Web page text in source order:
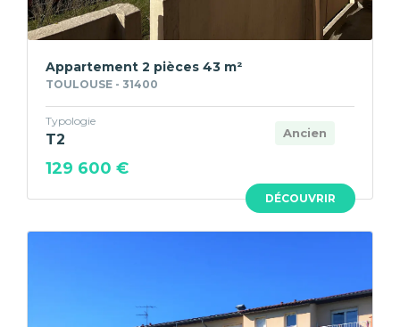
DÉCOUVRIR
Appartement 2 pièces 43 m²
TOULOUSE - 31400
Ancien
Typologie
T2
129 600 €